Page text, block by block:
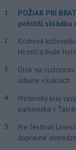
1
POŽIAR PRI
pohltili skládku
2
Kruhová
Hozelca bude
3
Útok na
údajne v kuklách
4
Prešovský kraj
parkoviska v
5
Pre festival
dopravné